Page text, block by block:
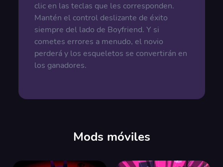
clic en las teclas que les corresponden.
Mantén el control deslizante de éxito
siempre del lado de Boyfriend. Y si
cometes errores a menudo, el novio
perderá y los esqueletos se convertirán en
los ganadores.
Mods móviles